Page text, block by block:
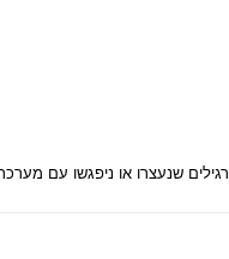
מאשר אזרחים רגילים שנעצרו או ניפגשו עם